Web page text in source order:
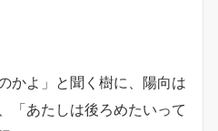
かよ」と聞く樹に、陽向は
「あたしは後ろめたいって